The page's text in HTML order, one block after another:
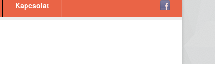
Kapcsolat